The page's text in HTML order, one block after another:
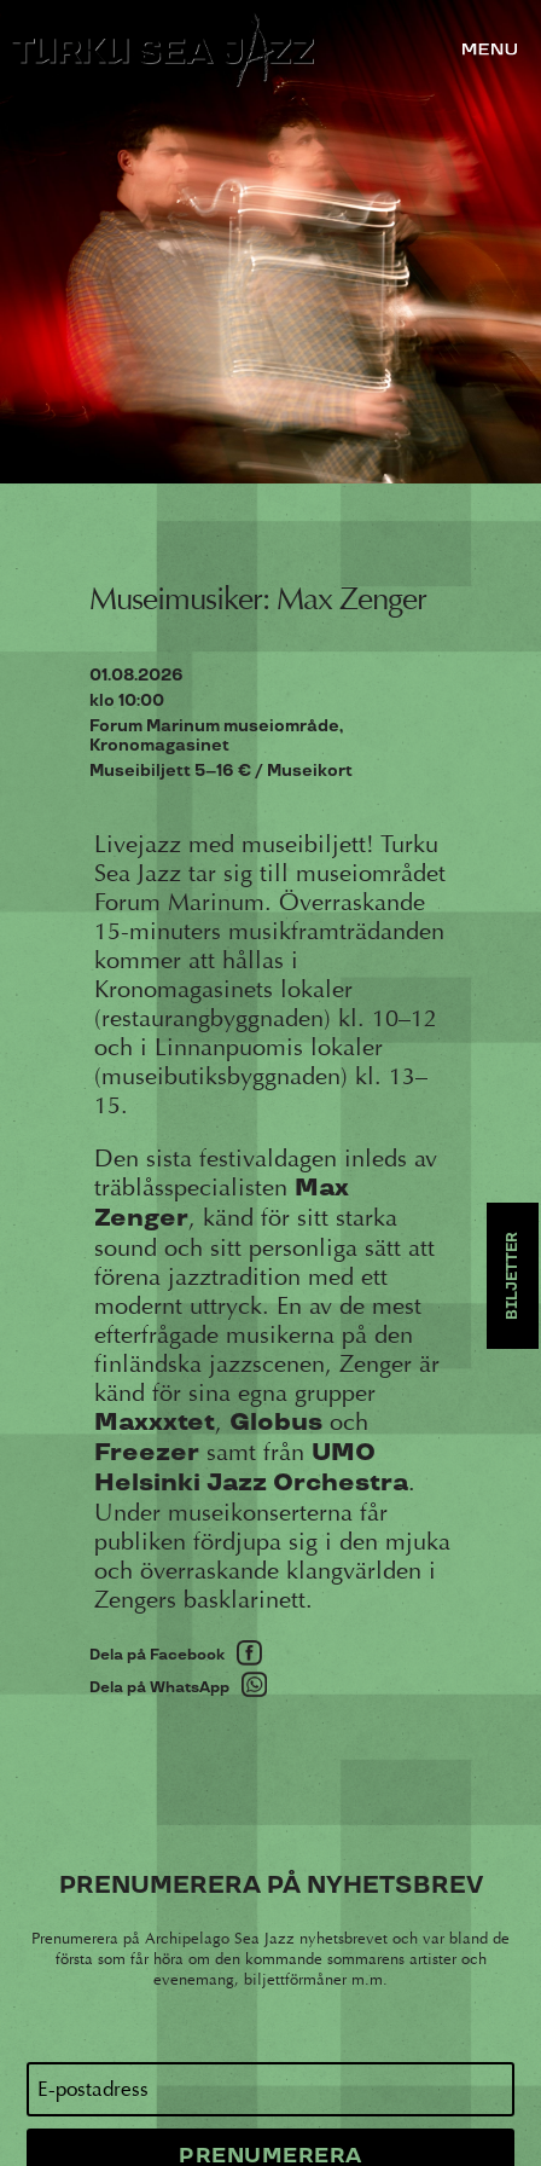
BILJETTER
Museimusiker: Max Zenger
01.08.2026
klo 10:00
Forum Marinum museiområde,
Kronomagasinet
Museibiljett 5–16 € / Museikort
Livejazz med museibiljett! Turku
Sea Jazz tar sig till museiområdet
Forum Marinum. Överraskande
15-minuters musikframträdanden
kommer att hållas i
Kronomagasinets lokaler
(restaurangbyggnaden) kl. 10–12
och i Linnanpuomis lokaler
(museibutiksbyggnaden) kl. 13–
15.
Den sista festivaldagen inleds av
träblåsspecialisten Max
Zenger, känd för sitt starka
sound och sitt personliga sätt att
förena jazztradition med ett
modernt uttryck. En av de mest
efterfrågade musikerna på den
finländska jazzscenen, Zenger är
känd för sina egna grupper
Maxxxtet, Globusoch
Freezersamt från UMO
Helsinki Jazz Orchestra.
Under museikonserterna får
publiken fördjupa sig i den mjuka
och överraskande klangvärlden i
Zengers basklarinett.
Dela på Facebook
Dela på WhatsApp
PRENUMERERA PÅ NYHETSBREV
Prenumerera på Archipelago Sea Jazz nyhetsbrevet och var bland de
första som får höra om den kommande sommarens artister och
evenemang, biljettförmåner m.m.